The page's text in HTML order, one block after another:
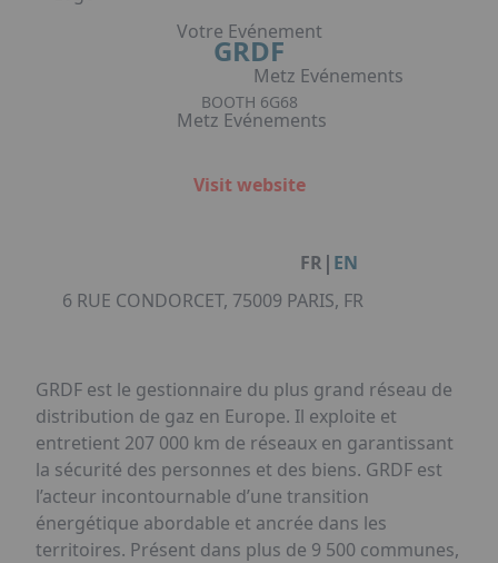
Halls d'exposition
Auditorium du Centre de Conventions
Foyer du Centre de Conventions
Salles de réunion & conférence
Votre Evénement
Votre Evénement
à Metz
Metz Evénements
Metz Evénements
Metz Evénements
Accéder au complexe
Politique RSE
Facebook
FR | EN
GRDF
BOOTH 6G68
Visit website
6 RUE CONDORCET, 75009 PARIS, FR
GRDF est le gestionnaire du plus grand réseau de
distribution de gaz en Europe. Il exploite et
entretient 207 000 km de réseaux en garantissant
la sécurité des personnes et des biens. GRDF est
l’acteur incontournable d’une transition
énergétique abordable et ancrée dans les
territoires. Présent dans plus de 9 500 communes,